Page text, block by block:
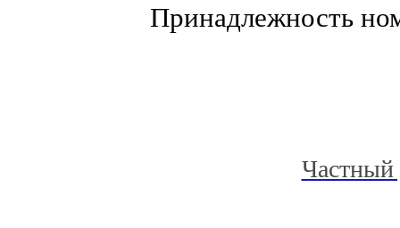
Принадлежность
Частный